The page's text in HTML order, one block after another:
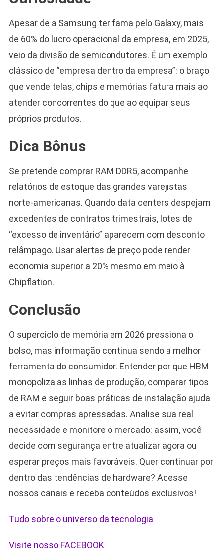
Apesar de a Samsung ter fama pelo Galaxy, mais
de 60% do lucro operacional da empresa, em 2025,
veio da divisão de semicondutores. É um exemplo
clássico de “empresa dentro da empresa”: o braço
que vende telas, chips e memórias fatura mais ao
atender concorrentes do que ao equipar seus
próprios produtos.
Dica Bônus
Se pretende comprar RAM DDR5, acompanhe
relatórios de estoque das grandes varejistas
norte-americanas. Quando data centers despejam
excedentes de contratos trimestrais, lotes de
“excesso de inventário” aparecem com desconto
relâmpago. Usar alertas de preço pode render
economia superior a 20% mesmo em meio à
Chipflation.
Conclusão
O superciclo de memória em 2026 pressiona o
bolso, mas informação continua sendo a melhor
ferramenta do consumidor. Entender por que HBM
monopoliza as linhas de produção, comparar tipos
de RAM e seguir boas práticas de instalação ajuda
a evitar compras apressadas. Analise sua real
necessidade e monitore o mercado: assim, você
decide com segurança entre atualizar agora ou
esperar preços mais favoráveis. Quer continuar por
dentro das tendências de hardware? Acesse
nossos canais e receba conteúdos exclusivos!
Tudo sobre o universo da tecnologia
Visite nosso FACEBOOK